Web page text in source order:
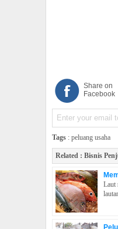
Share on
Facebook
Tags : peluang usaha
Related : Bisnis
Laut